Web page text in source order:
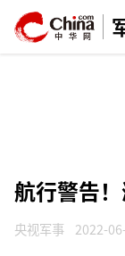
航行警告
央视军事 2022-